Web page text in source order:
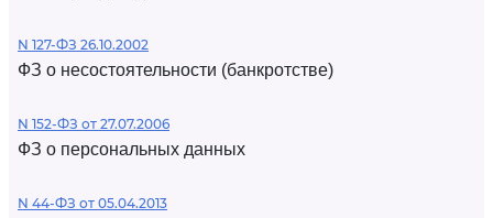
N 127-ФЗ 26.10.2002
ФЗ о несостоятельности (банкротстве)
N 152-ФЗ от 27.07.2006
ФЗ о персональных данных
N 44-ФЗ от 05.04.2013